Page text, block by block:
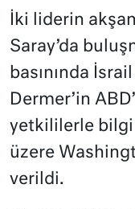
İki liderin
Saray’da
basınında
Dermer’in
yetkililerle bilgi
üzere
verildi.